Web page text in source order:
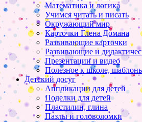
Математика и логика
Учимся читать и писать
Окружающий мир
Карточки Глена Домана
Развивающие карточки
Развивающие и
Презентации и видео
Полезное к школе,
Детский досуг
Аппликации для детей
Поделки для детей
Пластилин, глина
Пазлы и головоломки